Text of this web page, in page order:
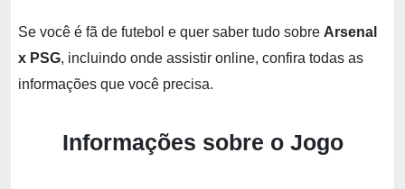
Se você é fã de futebol e quer saber tudo sobre Arsenal
x PSG, incluindo onde assistir online, confira todas as
informações que você precisa.
Informações sobre o Jogo